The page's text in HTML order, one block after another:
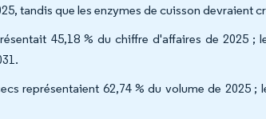
tandis que les enzymes de cuisson devraient
45,18 % du chiffre d'affaires de 2025 ;
représentaient 62,74 % du volume de 2025